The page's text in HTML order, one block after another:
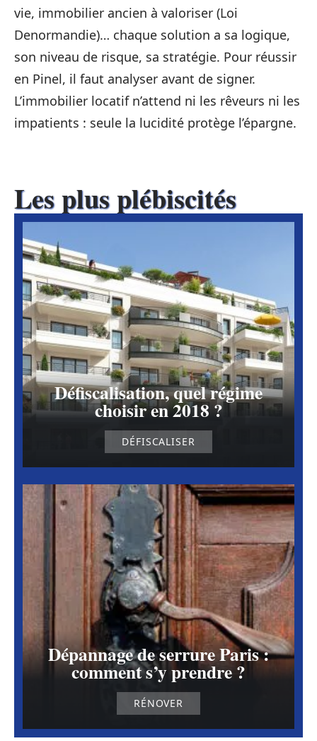
vie, immobilier ancien à valoriser (Loi
Denormandie)… chaque solution a sa logique,
son niveau de risque, sa stratégie. Pour réussir
en Pinel, il faut analyser avant de signer.
L’immobilier locatif n’attend ni les rêveurs ni les
impatients : seule la lucidité protège l’épargne.
Les plus plébiscités
Défiscalisation, quel régime
choisir en 2018 ?
DÉFISCALISER
Dépannage de serrure Paris :
comment s’y prendre ?
RÉNOVER